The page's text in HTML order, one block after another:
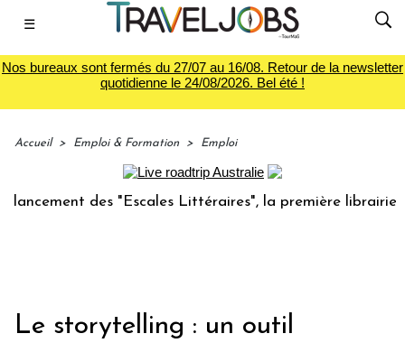
☰
Nos bureaux sont fermés du 27/07 au 16/08. Retour de la newsletter
quotidienne le 24/08/2026. Bel été !
Accueil > Emploi & Formation > Emploi
des "Escales Littéraires", la première librairie du
Le storytelling : un outil